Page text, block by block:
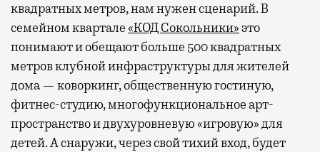
квадратных метров, нам нужен сценарий. В
семейном квартале«КОД Сокольники»это
понимают и обещают больше 500 квадратных
метров клубной инфраструктуры для жителей
дома — коворкинг, общественную гостиную,
фитнес-студию, многофункциональное арт-
пространство и двухуровневую «игровую» для
детей. А снаружи, через свой тихий вход, будет